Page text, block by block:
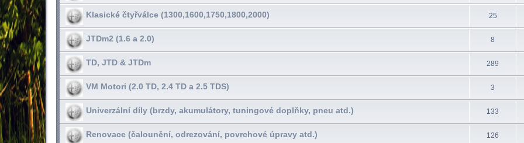
Klasické čtyřválce (1300,1600,1750,1800,2000) 25
JTDm2 (1.6 a 2.0) 8
TD, JTD & JTDm 289
VM Motori (2.0 TD, 2.4 TD a 2.5 TDS) 3
Univerzální díly (brzdy, akumulátory, tuningové doplňky, pneu atd.) 133
Renovace (čalounění, odrezování, povrchové úpravy atd.) 126